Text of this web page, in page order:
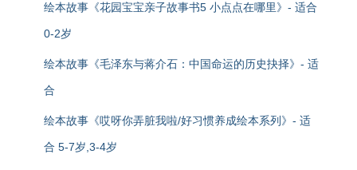
绘本故事《花园宝宝亲子故事书5 小点点在哪里》- 适合
0-2岁
绘本故事《毛泽东与蒋介石：中国命运的历史抉择》- 适
合
绘本故事《哎呀你弄脏我啦/好习惯养成绘本系列》- 适
合 5-7岁,3-4岁